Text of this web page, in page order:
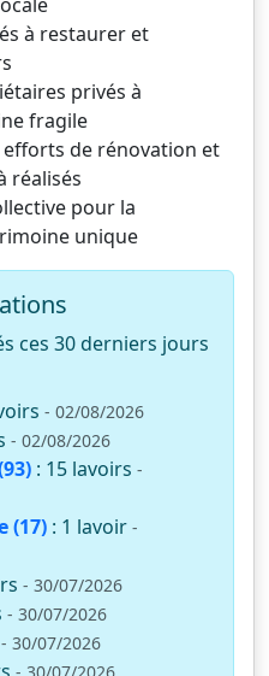
à restaurer et
privés à
fragile
de rénovation et
réalisés
pour la
unique
ces 30 derniers jours
- 02/08/2026
- 02/08/2026
: 15 lavoirs -
(17) : 1 lavoir -
- 30/07/2026
- 30/07/2026
- 30/07/2026